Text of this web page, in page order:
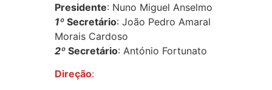
Presidente: Nuno Miguel Anselmo
1º Secretário: João Pedro Amaral
Morais Cardoso
2º Secretário: António Fortunato
Direção: